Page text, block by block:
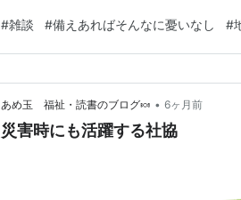
ないよね?! それも誰もが理解できている
れたとは正式に発表さ…
#雑談 #備えあればそんなに憂いなし #
あめ玉 福祉・読書のブログ🍬 • 6ヶ月前
災害時にも活躍する社協